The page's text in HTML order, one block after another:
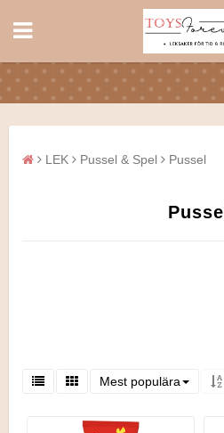
LEK Pussel & Spel Pussel
Pussel
Mest populära